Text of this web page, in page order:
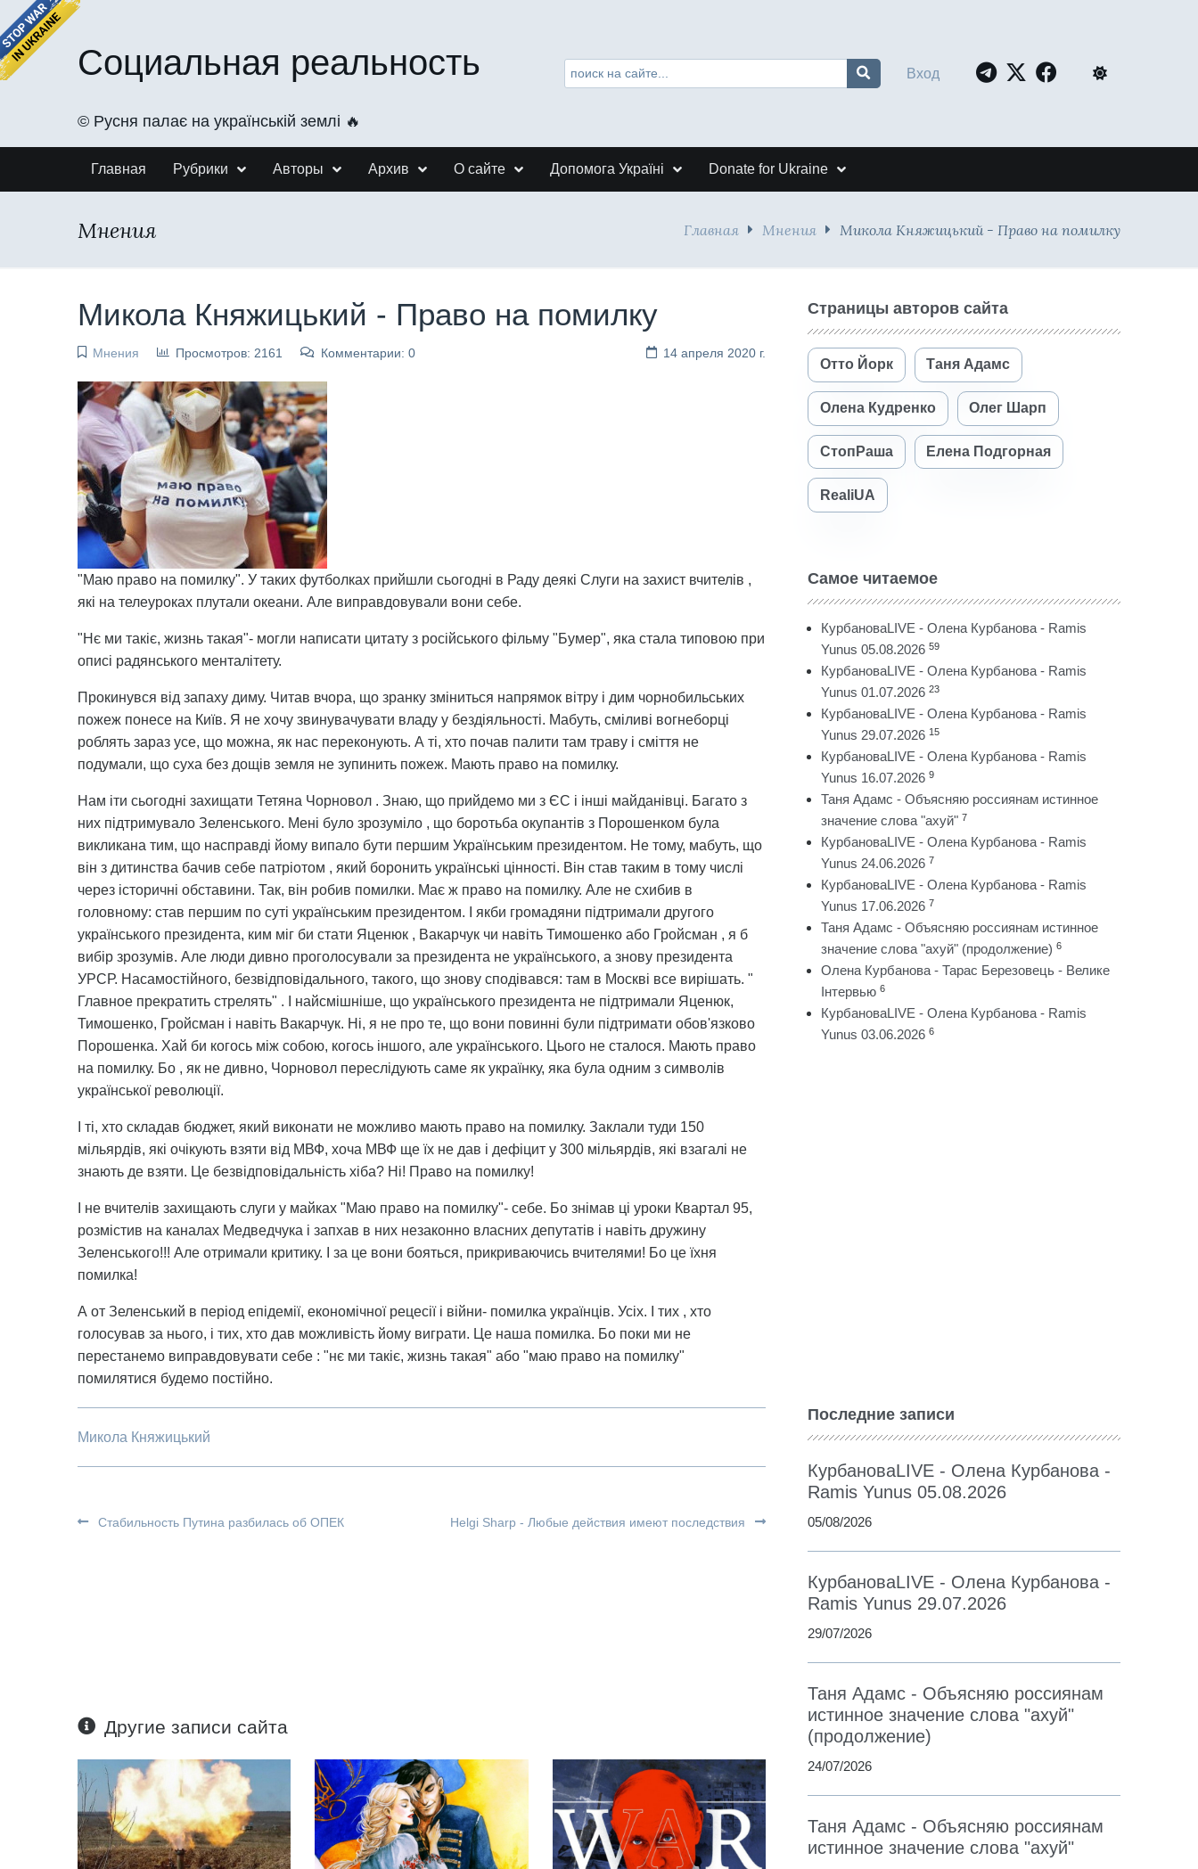
Социальная реальность
©️ Русня палає на українській землі 🔥
Вход
Главная Рубрики Авторы Архив О сайте Допомога Україні Donate for Ukraine
Мнения Главная Мнения Микола Княжицький - Право на помилку
Микола Княжицький - Право на помилку
Мнения Просмотров: 2161 Комментарии: 0 14 апреля 2020 г.
"Маю право на помилку". У таких футболках прийшли сьогодні в Раду деякі Слуги на захист вчителів ,
які на телеуроках плутали океани. Але виправдовували вони себе.
"Нє ми такіє, жизнь такая"- могли написати цитату з російського фільму "Бумер", яка стала типовою при
описі радянського менталітету.
Прокинувся від запаху диму. Читав вчора, що зранку зміниться напрямок вітру і дим чорнобильських
пожеж понесе на Київ. Я не хочу звинувачувати владу у бездіяльності. Мабуть, сміливі вогнеборці
роблять зараз усе, що можна, як нас переконують. А ті, хто почав палити там траву і сміття не
подумали, що суха без дощів земля не зупинить пожеж. Мають право на помилку.
Нам іти сьогодні захищати Тетяна Чорновол . Знаю, що прийдемо ми з ЄС і інші майданівці. Багато з
них підтримувало Зеленського. Мені було зрозуміло , що боротьба окупантів з Порошенком була
викликана тим, що насправді йому випало бути першим Українським президентом. Не тому, мабуть, що
він з дитинства бачив себе патріотом , який боронить українські цінності. Він став таким в тому числі
через історичні обставини. Так, він робив помилки. Має ж право на помилку. Але не схибив в
головному: став першим по суті українським президентом. І якби громадяни підтримали другого
українського президента, ким міг би стати Яценюк , Вакарчук чи навіть Тимошенко або Гройсман , я б
вибір зрозумів. Але люди дивно проголосували за президента не українського, а знову президента
УРСР. Насамостійного, безвідповідального, такого, що знову сподівався: там в Москві все вирішать. "
Главное прекратить стрелять" . І найсмішніше, що українського президента не підтримали Яценюк,
Тимошенко, Гройсман і навіть Вакарчук. Ні, я не про те, що вони повинні були підтримати обов'язково
Порошенка. Хай би когось між собою, когось іншого, але українського. Цього не сталося. Мають право
на помилку. Бо , як не дивно, Чорновол переслідують саме як українку, яка була одним з символів
української революції.
І ті, хто складав бюджет, який виконати не можливо мають право на помилку. Заклали туди 150
мільярдів, які очікують взяти від МВФ, хоча МВФ ще їх не дав і дефіцит у 300 мільярдів, які взагалі не
знають де взяти. Це безвідповідальність хіба? Ні! Право на помилку!
І не вчителів захищають слуги у майках "Маю право на помилку"- себе. Бо знімав ці уроки Квартал 95,
розмістив на каналах Медведчука і запхав в них незаконно власних депутатів і навіть дружину
Зеленського!!! Але отримали критику. І за це вони бояться, прикриваючись вчителями! Бо це їхня
помилка!
А от Зеленський в період епідемії, економічної рецесії і війни- помилка українців. Усіх. І тих , хто
голосував за нього, і тих, хто дав можливість йому виграти. Це наша помилка. Бо поки ми не
перестанемо виправдовувати себе : "нє ми такіє, жизнь такая" або "маю право на помилку"
помилятися будемо постійно.
Микола Княжицький
Стабильность Путина разбилась об ОПЕК Helgi Sharp - Любые действия имеют последствия
Другие записи сайта
Страницы авторов сайта
Отто Йорк Таня Адамс
Олена Кудренко Олег Шарп
СтопРаша Елена Подгорная
RealiUA
Самое читаемое
КурбановаLIVE - Олена Курбанова - Ramis
Yunus 05.08.2026 59
КурбановаLIVE - Олена Курбанова - Ramis
Yunus 01.07.2026 23
КурбановаLIVE - Олена Курбанова - Ramis
Yunus 29.07.2026 15
КурбановаLIVE - Олена Курбанова - Ramis
Yunus 16.07.2026 9
Таня Адамс - Объясняю россиянам истинное
значение слова "ахуй" 7
КурбановаLIVE - Олена Курбанова - Ramis
Yunus 24.06.2026 7
КурбановаLIVE - Олена Курбанова - Ramis
Yunus 17.06.2026 7
Таня Адамс - Объясняю россиянам истинное
значение слова "ахуй" (продолжение) 6
Олена Курбанова - Тарас Березовець - Велике
Інтервью 6
КурбановаLIVE - Олена Курбанова - Ramis
Yunus 03.06.2026 6
Последние записи
КурбановаLIVE - Олена Курбанова -
Ramis Yunus 05.08.2026
05/08/2026
КурбановаLIVE - Олена Курбанова -
Ramis Yunus 29.07.2026
29/07/2026
Таня Адамс - Объясняю россиянам
истинное значение слова "ахуй"
(продолжение)
24/07/2026
Таня Адамс - Объясняю россиянам
истинное значение слова "ахуй"